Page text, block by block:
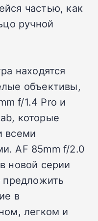
частью, как
ручной
находятся
объективы,
f/1.4 Pro и
которые
всеми
AF 85mm f/2.0
новой серии
в
легком и